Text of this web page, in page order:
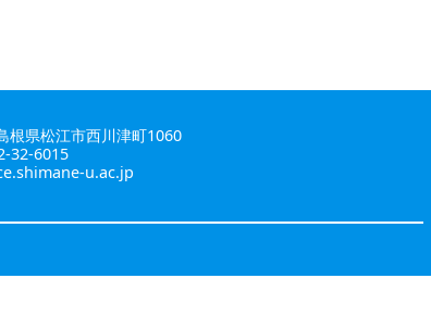
根県松江市西川津町1060
32-6015
u.ac.jp